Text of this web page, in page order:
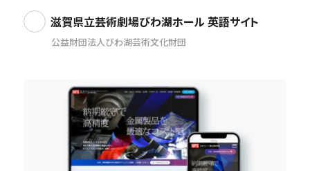
滋賀県立芸術劇場びわ湖ホール 英語サイト
公益財団法人びわ湖芸術文化財団